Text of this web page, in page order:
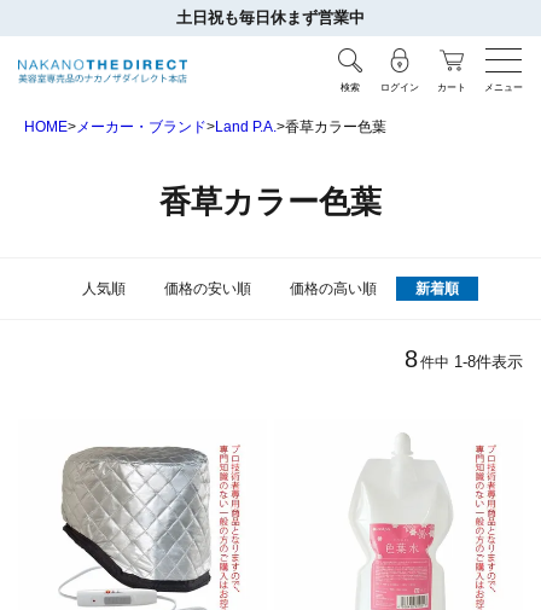
土日祝も毎日休まず営業中
検索 ログイン カート メニュー
HOME メーカー・ブランド Land P.A. 香草カラー色葉
香草カラー色葉
人気順 価格の安い順 価格の高い順 新着順
8件中 1-8件表示